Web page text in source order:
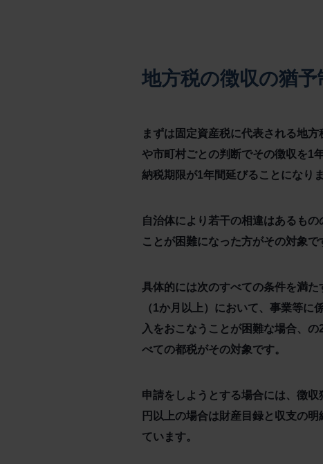
地方税の徴収の猶予
まずは固定資産税に代表される地
や市町村ごとの判断でその徴収を1
納税期限が1年間延びることになりま
自治体により若干の相違はあるも
ことが困難になった方がその対象
具体的には次のすべての条件を満
（1か月以上）において、事業等
入をおこなうことが困難な場合、
べての都税がその対象です。
申請をしようとする場合には、徴
円以上の場合は財産目録と収支の
ています。